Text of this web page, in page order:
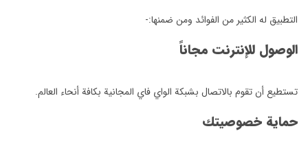
التطبيق له الكثير من الفوائد ومن ضمنها:-
الوصول للإنترنت مجاناً
تستطيع أن تقوم بالاتصال بشبكة الواي فاي المجانية بكافة أنحاء العالم.
حماية خصوصيتك